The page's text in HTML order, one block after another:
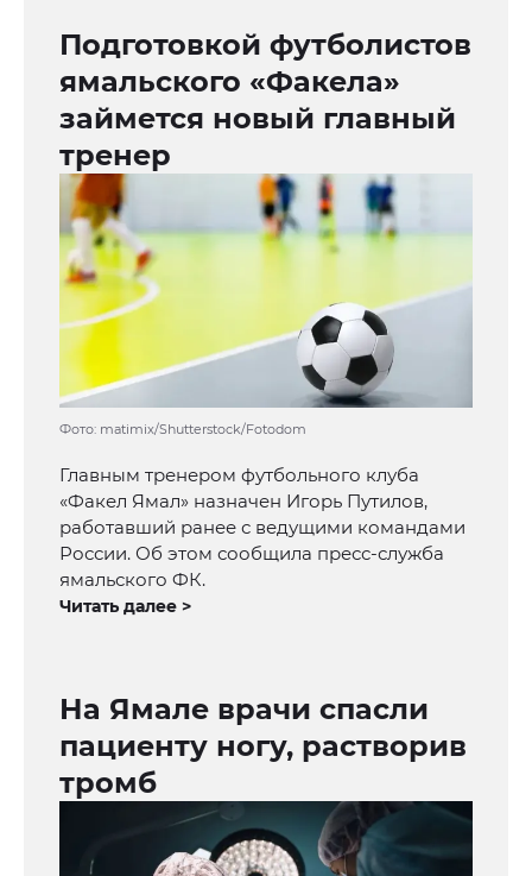
Подготовкой футболистов
ямальского «Факела»
займется новый главный
тренер
Фото: matimix/Shutterstock/Fotodom
Главным тренером футбольного клуба
«Факел Ямал» назначен Игорь Путилов,
работавший ранее с ведущими командами
России. Об этом сообщила пресс-служба
ямальского ФК.
Читать далее >
На Ямале врачи спасли
пациенту ногу, растворив
тромб